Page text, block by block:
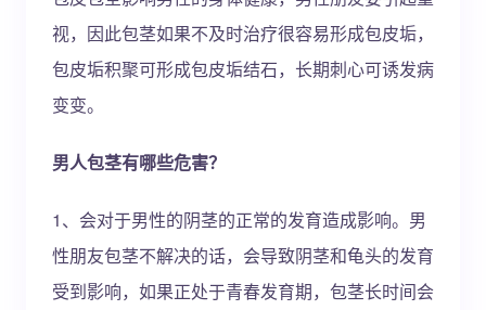
视，因此包茎如果不及时治疗很容易形成包皮垢，
包皮垢积聚可形成包皮垢结石，长期刺心可诱发病
变变。
男人包茎有哪些危害？
1、会对于男性的阴茎的正常的发育造成影响。男
性朋友包茎不解决的话，会导致阴茎和龟头的发育
受到影响，如果正处于青春发育期，包茎长时间会